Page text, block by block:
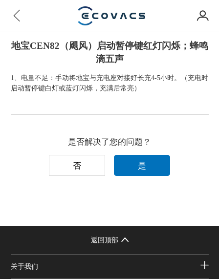
地宝CEN82（飓风）启动暂停键红灯闪烁；蜂鸣
滴五声
1、电量不足：手动将地宝与充电座对接好长充4-5小时。（充电时
启动暂停键白灯或蓝灯闪烁，充满后常亮）
是否解决了您的问题？
否 是
返回顶部
关于我们